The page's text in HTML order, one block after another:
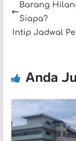
Barang
Siapa?
Intip Jadwal
Anda